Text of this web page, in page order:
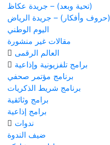
(تحية وبعد) – جريدة عكاظ
(حروف وأفكار) – جريدة الرياض
اليوم الوطني
مقالات غير منشورة
العالم الرقمى
برامج تلفزيونية وإذاعية
برنامج مؤتمر صحفي
برنامج شريط الذكريات
برامج وثائقية
برامج إذاعية
ندوات
ضيف الندوة